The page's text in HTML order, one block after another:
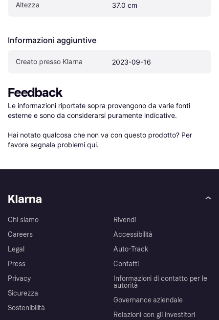
Altezza 37.0 cm
Informazioni aggiuntive
Creato presso Klarna 2023-09-16
Feedback
Le informazioni riportate sopra provengono da varie fonti
esterne e sono da considerarsi puramente indicative.
Hai notato qualcosa che non va con questo prodotto? Per
favore segnala problemi qui.
Klarna
Chi siamo
Careers
Legal
Press
Privacy
Sicurezza
Sostenibilità
Rivendi
Accessibilità
Auto-Track
Contatti
Informazioni di contatto per le
autorità
Governance aziendale
Relazioni con gli investitori